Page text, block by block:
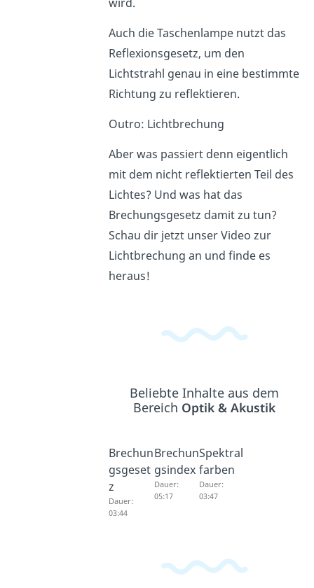
Auch die Taschenlampe nutzt das
Reflexionsgesetz, um den
Lichtstrahl genau in eine bestimmte
Richtung zu reflektieren.
Outro: Lichtbrechung
Aber was passiert denn eigentlich
mit dem nicht reflektierten Teil des
Lichtes? Und was hat das
Brechungsgesetz damit zu tun?
Schau dir jetzt unser Video zur
Lichtbrechung an und finde es
heraus!
Beliebte Inhalte aus dem
Bereich Optik & Akustik
Brechun
gsgeset
z
Dauer:
03:44
Brechun
gsindex
Dauer:
05:17
Spektral
farben
Dauer:
03:47